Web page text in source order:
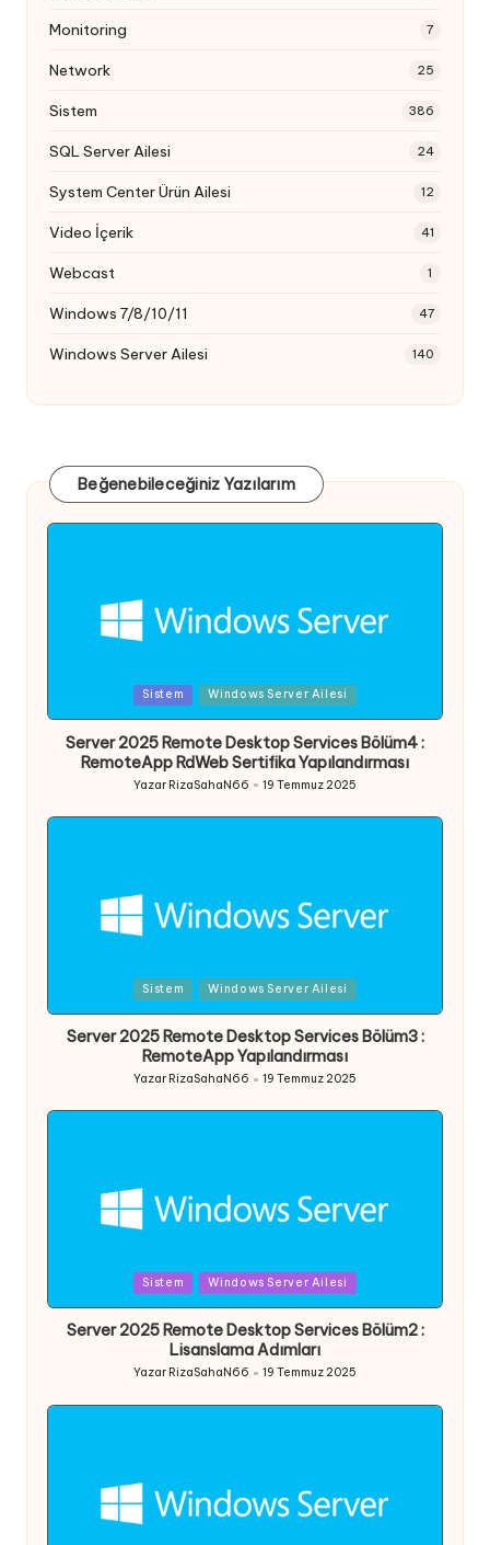
Monitoring 7
Network 25
Sistem 386
SQL Server Ailesi 24
System Center Ürün Ailesi 12
Video İçerik 41
Webcast 1
Windows 7/8/10/11 47
Windows Server Ailesi 140
Beğenebileceğiniz Yazılarım
in
Sistem Windows Server Ailesi
Server 2025 Remote Desktop Services Bölüm4 :
RemoteApp RdWeb Sertifika Yapılandırması
Posted
Yazar RizaSahaN66 19 Temmuz 2025
in
Sistem Windows Server Ailesi
Server 2025 Remote Desktop Services Bölüm3 :
RemoteApp Yapılandırması
Posted
by
Yazar RizaSahaN66 19 Temmuz 2025
in
Sistem Windows Server Ailesi
Server 2025 Remote Desktop Services Bölüm2 :
Lisanslama Adımları
Yazar RizaSahaN66 19 Temmuz 2025